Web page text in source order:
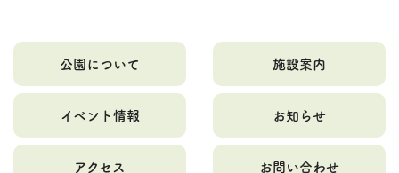
公園について 施設案内
イベント情報 お知らせ
アクセス お問い合わせ